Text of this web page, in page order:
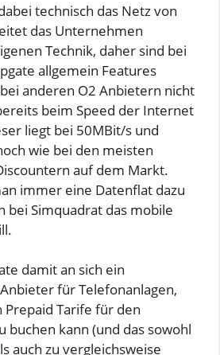
technisch das Netz von
das Unternehmen
Technik, daher sind bei
allgemein Features
anderen O2 Anbietern nicht
beim Speed der Internet
liegt bei 50MBit/s und
wie bei den meisten
auf dem Markt.
immer eine Datenflat dazu
bei Simquadrat das mobile
damit an sich ein
für Telefonanlagen,
Prepaid Tarife für den
buchen kann (und das sowohl
auch zu vergleichsweise